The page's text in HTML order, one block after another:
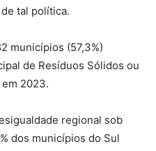
tal política.
municípios (57,3%)
de Resíduos Sólidos ou
2023.
regional sob
dos municípios do Sul